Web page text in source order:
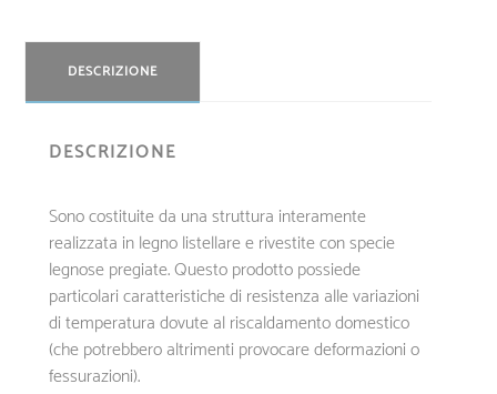
DESCRIZIONE
DESCRIZIONE
Sono costituite da una struttura interamente
realizzata in legno listellare e rivestite con specie
legnose pregiate. Questo prodotto possiede
particolari caratteristiche di resistenza alle variazioni
di temperatura dovute al riscaldamento domestico
(che potrebbero altrimenti provocare deformazioni o
fessurazioni).